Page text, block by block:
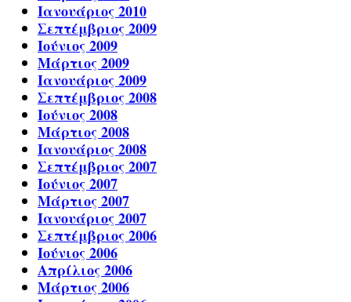
Ιανουάριος 2010
Σεπτέμβριος 2009
Ιούνιος 2009
Μάρτιος 2009
Ιανουάριος 2009
Σεπτέμβριος 2008
Ιούνιος 2008
Μάρτιος 2008
Ιανουάριος 2008
Σεπτέμβριος 2007
Ιούνιος 2007
Μάρτιος 2007
Ιανουάριος 2007
Σεπτέμβριος 2006
Ιούνιος 2006
Απρίλιος 2006
Μάρτιος 2006